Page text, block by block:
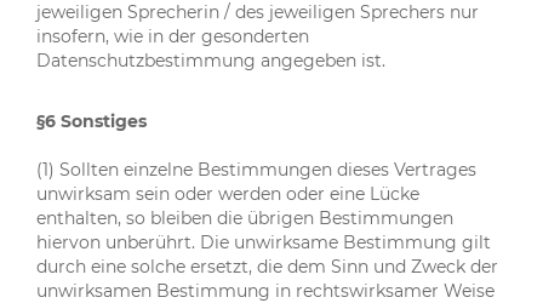
jeweiligen Sprecherin / des jeweiligen Sprechers nur
insofern, wie in der gesonderten
Datenschutzbestimmung angegeben ist.
§6 Sonstiges
(1) Sollten einzelne Bestimmungen dieses Vertrages
unwirksam sein oder werden oder eine Lücke
enthalten, so bleiben die übrigen Bestimmungen
hiervon unberührt. Die unwirksame Bestimmung gilt
durch eine solche ersetzt, die dem Sinn und Zweck der
unwirksamen Bestimmung in rechtswirksamer Weise